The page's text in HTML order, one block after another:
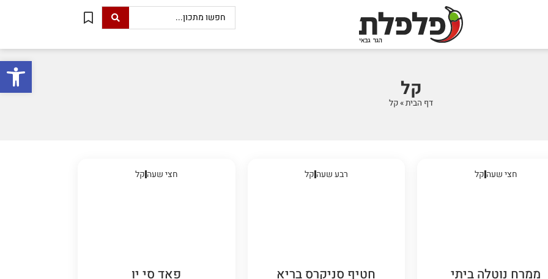
פתח
קל
דף הבית»קל
חצי שעהקל
ממרח נוטלה ביתי
רבע שעהקל
חטיף סניקרס בריא
חצי שעהקל
פאד סי יו